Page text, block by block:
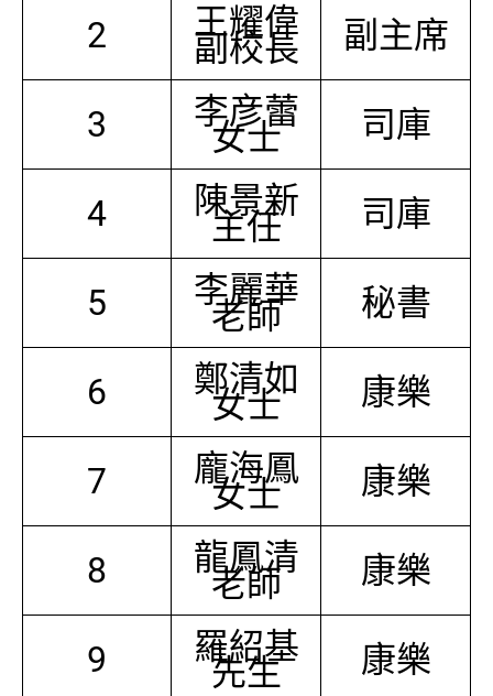
2 王耀偉
副校長 副主席
3 李彦蕾
女士 司庫
4 陳景新
主任 司庫
5 李麗華
老師 秘書
6 鄭清如
女士 康樂
7 龐海鳳
女士 康樂
8 龍鳳清
老師 康樂
9 羅紹基
先生 康樂